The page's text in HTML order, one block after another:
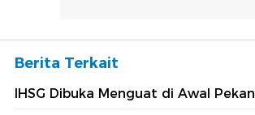
Berita Terkait
IHSG Dibuka Menguat di Awal Pekan